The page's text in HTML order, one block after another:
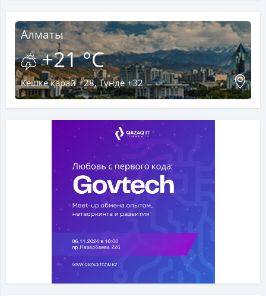
Алматы
+21 °C
Кешке қарай +28, Түнде +32